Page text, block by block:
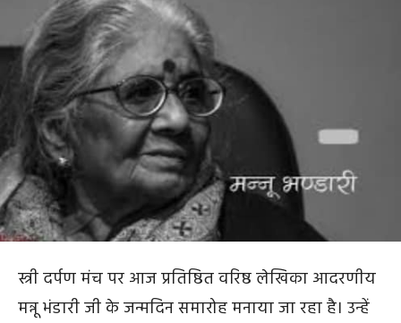
स्त्री दर्पण मंच पर आज प्रतिष्ठित वरिष्ठ लेखिका आदरणीय
मन्नू भंडारी जी के जन्मदिन समारोह मनाया जा रहा है। उन्हें